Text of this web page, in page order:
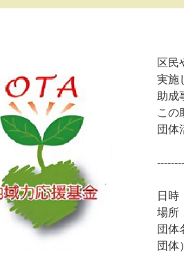
区民
実施
助成
この
団体
日時
場所
団体
団体）